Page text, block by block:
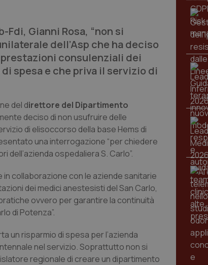
Fdi, Gianni Rosa, “non si
dell’Asp che ha deciso
consulenziali dei
spesa e che priva il servizio di
del direttore del Dipartimento
deciso di non usufruire delle
di elisoccorso della base Hems di
una interrogazione “per chiedere
ospedaliera S. Carlo”.
in collaborazione con le aziende sanitarie
dei medici anestesisti del San Carlo,
ovvero per garantire la continuità
di Potenza”.
un risparmio di spesa per l’azienda
nel servizio. Soprattutto non si
regionale di creare un dipartimento